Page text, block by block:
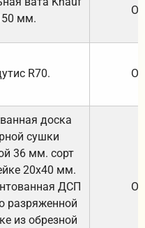
мм.
R70.
доска
сушки
36 мм. сорт
20х40 мм.
ДСП
разряженной
из обрезной